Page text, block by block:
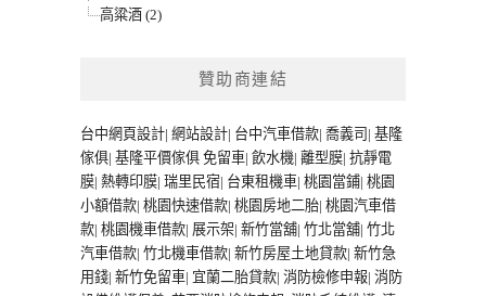
高粱酒 (2)
贊助商連結
台中網頁設計| 網站設計| 台中汽車借款| 喬義司 | 基隆
傢俱| 基隆平價傢俱 免留車| 飲水機| 離型膜| 抗靜電
膜| 熱轉印膜| 瑞里民宿| 台東租機車| 桃園當鋪| 桃園
小額借款| 桃園快速借款| 桃園房地二胎| 桃園汽車借
款| 桃園機車借款| 展示架| 新竹當舖| 竹北當舖| 竹北
汽車借款| 竹北機車借款| 新竹房屋土地貸款| 新竹急
用錢| 新竹免留車| 宜蘭二胎貸款| 消防檢修申報| 消防